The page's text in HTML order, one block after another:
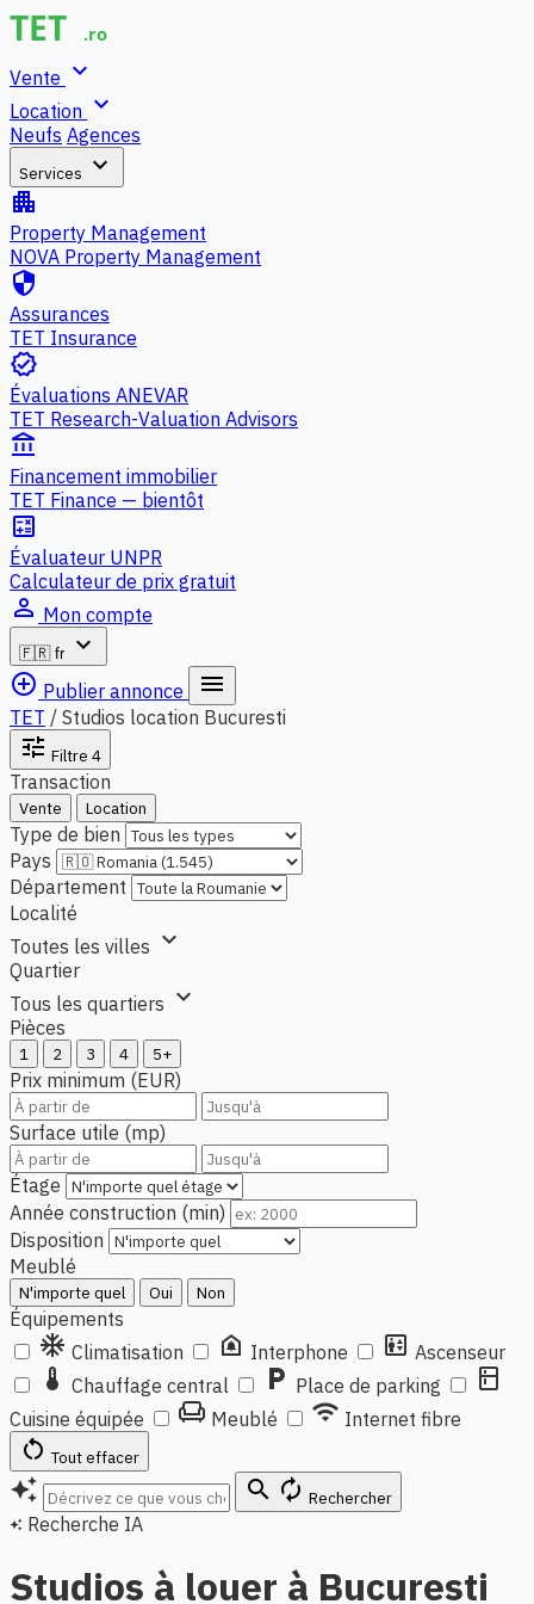
Vente expand_more
Location expand_more
Neufs Agences
Services expand_more
apartment
Property Management
NOVA Property Management
security
Assurances
TET Insurance
verified
Évaluations ANEVAR
TET Research-Valuation Advisors
account_balance
Financement immobilier
TET Finance — bientôt
calculate
Évaluateur UNPR
Calculateur de prix gratuit
person_outline Mon compte
🇫🇷 fr
expand_more
add_circle_outline Publier annonce menu
TET / Studios location Bucuresti
tune Filtre 4
Transaction
Vente Location
Type de bien
Pays
Département
Localité
Toutes les villes expand_more
Quartier
Tous les quartiers expand_more
Pièces
1 2 3 4 5+
Prix minimum (EUR)
Surface utile (mp)
Étage
Année construction (min)
Disposition
Meublé
N'importe quel Oui Non
Équipements
ac_unit Climatisation doorbell Interphone elevator Ascenseur
thermostat Chauffage central local_parking Place de parking kitchen
Cuisine équipée chair Meublé wifi Internet fibre
restart_alt Tout effacer
auto_awesome search autorenew Rechercher
auto_awesome Recherche IA
Studios à louer à Bucuresti